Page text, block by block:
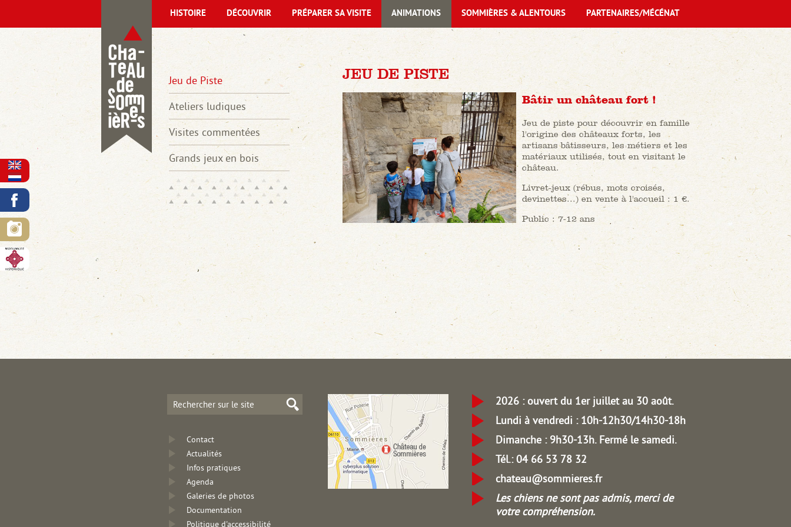
JEU DE PISTE
Bâtir un château fort !
Jeu de piste pour découvrir en famille
l'origine des châteaux forts, les
artisans bâtisseurs, les métiers et les
matériaux utilisés, tout en visitant le
château.
Livret-jeux (rébus, mots croisés,
devinettes...) en vente à l'accueil : 1 €.
Public : 7-12 ans
HISTOIRE DÉCOUVRIR PRÉPARER SA VISITE ANIMATIONS SOMMIÈRES & ALENTOURS PARTENAIRES/MÉCÉNAT
Jeu de Piste
Ateliers ludiques
Visites commentées
Grands jeux en bois
Contact
Actualités
Infos pratiques
Agenda
Galeries de photos
Documentation
Politique d'accessibilité
2026 : ouvert du 1er juillet au 30 août.
Lundi à vendredi : 10h-12h30/14h30-18h
Dimanche : 9h30-13h. Fermé le samedi.
Tél.: 04 66 53 78 32
chateau@sommieres.fr
Les chiens ne sont pas admis, merci de
votre compréhension.